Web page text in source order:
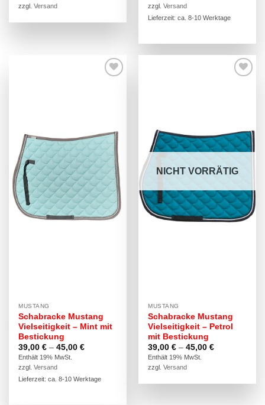
zzgl.Versand
zzgl.Versand
Lieferzeit: ca. 8-10 Werktage
MUSTANG
Schabracke Mustang
Vielseitigkeit – Mint mit
Bestickung
39,00€ –45,00€Preisspanne:
Enthält 19% MwSt.
zzgl.Versand
Lieferzeit: ca. 8-10 Werktage
NICHT VORRÄTIG
MUSTANG
Schabracke Mustang
Vielseitigkeit – Petrol
mit Bestickung
39,00€ –45,00€Preisspanne:
Enthält 19% MwSt.
zzgl.Versand